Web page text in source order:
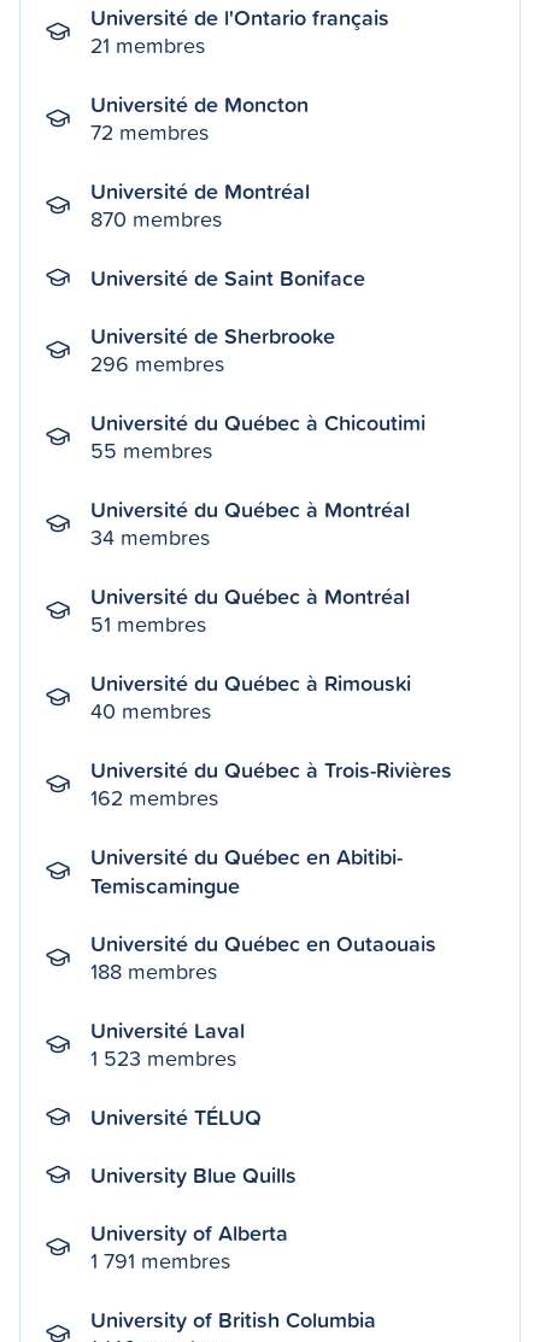
Université de l'Ontario français
21 membres
Université de Moncton
72 membres
Université de Montréal
870 membres
Université de Saint Boniface
Université de Sherbrooke
296 membres
Université du Québec à Chicoutimi
55 membres
Université du Québec à Montréal
34 membres
Université du Québec à Montréal
51 membres
Université du Québec à Rimouski
40 membres
Université du Québec à Trois-Rivières
162 membres
Université du Québec en Abitibi-
Temiscamingue
Université du Québec en Outaouais
188 membres
Université Laval
1 523 membres
Université TÉLUQ
University Blue Quills
University of Alberta
1 791 membres
University of British Columbia